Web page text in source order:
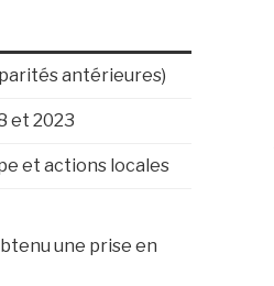
antérieures)
et 2023
et actions locales
une prise en